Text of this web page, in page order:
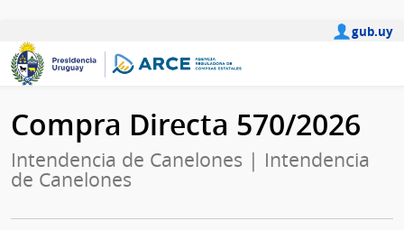
gub.uy
Compra Directa 570/2026
Intendencia de Canelones | Intendencia
de Canelones